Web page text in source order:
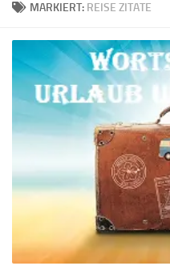
MARKIERT: REISE ZITATE